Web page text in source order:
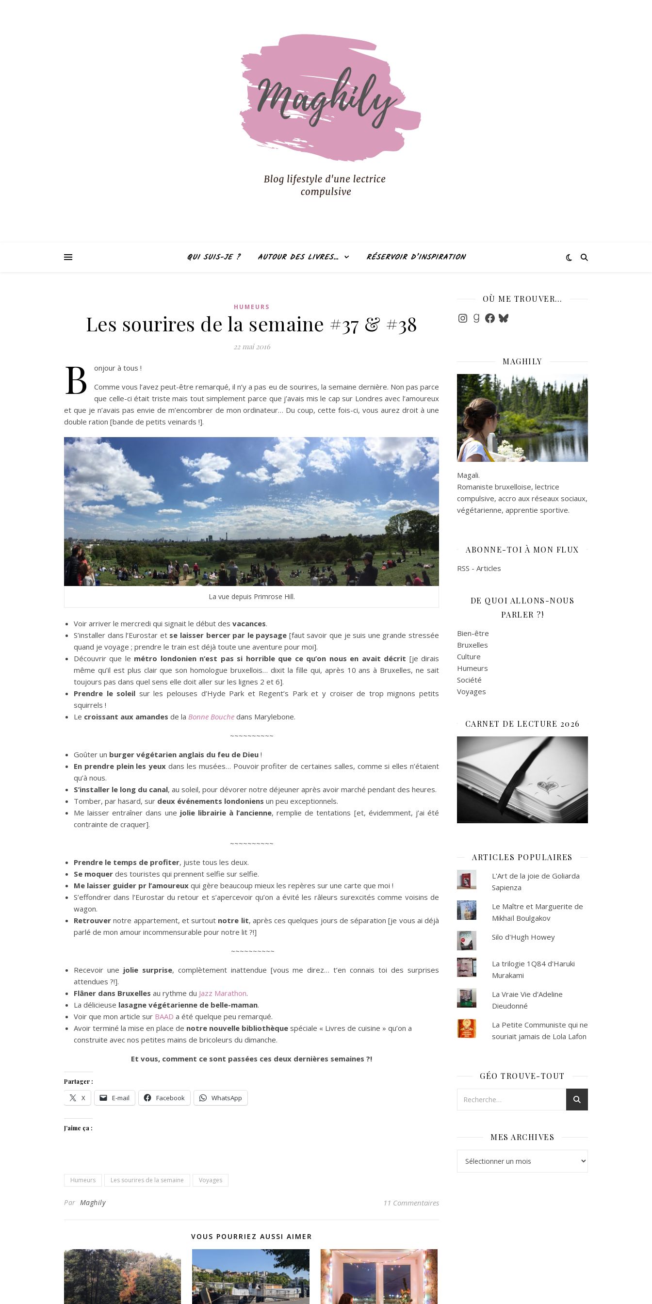
QUI SUIS-JE ? AUTOUR DES LIVRES… RÉSERVOIR D’INSPIRATION
HUMEURS
Les sourires de la semaine #37 & #38
22 mai 2016
B
onjour à tous !
Comme vous l’avez peut-être remarqué, il n’y a pas eu de sourires, la semaine dernière. Non pas parce
que celle-ci était triste mais tout simplement parce que j’avais mis le cap sur Londres avec l’amoureux
et que je n’avais pas envie de m’encombrer de mon ordinateur… Du coup, cette fois-ci, vous aurez droit à une
double ration [bande de petits veinards !].
La vue depuis Primrose Hill.
Voir arriver le mercredi qui signait le début des vacances.
S’installer dans l’Eurostar et se laisser bercer par le paysage [faut savoir que je suis une grande stressée
quand je voyage ; prendre le train est déjà toute une aventure pour moi].
Découvrir que le métro londonien n’est pas si horrible que ce qu’on nous en avait décrit [je dirais
même qu’il est plus clair que son homologue bruxellois… dixit la fille qui, après 10 ans à Bruxelles, ne sait
toujours pas dans quel sens elle doit aller sur les lignes 2 et 6].
Prendre le soleil sur les pelouses d’Hyde Park et Regent’s Park et y croiser de trop mignons petits
squirrels !
Le croissant aux amandes de la Bonne Bouche dans Marylebone.
~~~~~~~~~~
Goûter un burger végétarien anglais du feu de Dieu !
En prendre plein les yeux dans les musées… Pouvoir profiter de certaines salles, comme si elles n’étaient
qu’à nous.
S’installer le long du canal, au soleil, pour dévorer notre déjeuner après avoir marché pendant des heures.
Tomber, par hasard, sur deux événements londoniens un peu exceptionnels.
Me laisser entraîner dans une jolie librairie à l’ancienne, remplie de tentations [et, évidemment, j’ai été
contrainte de craquer].
~~~~~~~~~~
Prendre le temps de profiter, juste tous les deux.
Se moquer des touristes qui prennent selfie sur selfie.
Me laisser guider pr l’amoureux qui gère beaucoup mieux les repères sur une carte que moi !
S’effondrer dans l’Eurostar du retour et s’apercevoir qu’on a évité les râleurs surexcités comme voisins de
wagon.
Retrouver notre appartement, et surtout notre lit, après ces quelques jours de séparation [je vous ai déjà
parlé de mon amour incommensurable pour notre lit ?!]
~~~~~~~~~~
Recevoir une jolie surprise, complètement inattendue [vous me direz… t’en connais toi des surprises
attendues ?!].
Flâner dans Bruxelles au rythme du Jazz Marathon.
La délicieuse lasagne végétarienne de belle-maman.
Voir que mon article sur BAAD a été quelque peu remarqué.
Avoir terminé la mise en place de notre nouvelle bibliothèque spéciale « Livres de cuisine » qu’on a
construite avec nos petites mains de bricoleurs du dimanche.
Et vous, comment ce sont passées ces deux dernières semaines ?!
Partager :
X E-mail Facebook WhatsApp
J’aime ça :
Humeurs Les sourires de la semaine Voyages
Par Maghily 11 Commentaires
VOUS POURRIEZ AUSSI AIMER
OÙ ME TROUVER…
Instagram
Goodreads
Facebook
Bluesky
MAGHILY
Magali.
Romaniste bruxelloise, lectrice
compulsive, accro aux réseaux sociaux,
végétarienne, apprentie sportive.
ABONNE-TOI À MON FLUX
RSS - Articles
DE QUOI ALLONS-NOUS
PARLER ?!
Bien-être
Bruxelles
Culture
Humeurs
Société
Voyages
CARNET DE LECTURE 2026
ARTICLES POPULAIRES
L'Art de la joie de Goliarda
Sapienza
Le Maître et Marguerite de
Mikhaïl Boulgakov
Silo d'Hugh Howey
La trilogie 1Q84 d'Haruki
Murakami
La Vraie Vie d'Adeline
Dieudonné
La Petite Communiste qui ne
souriait jamais de Lola Lafon
GÉO TROUVE-TOUT
MES ARCHIVES